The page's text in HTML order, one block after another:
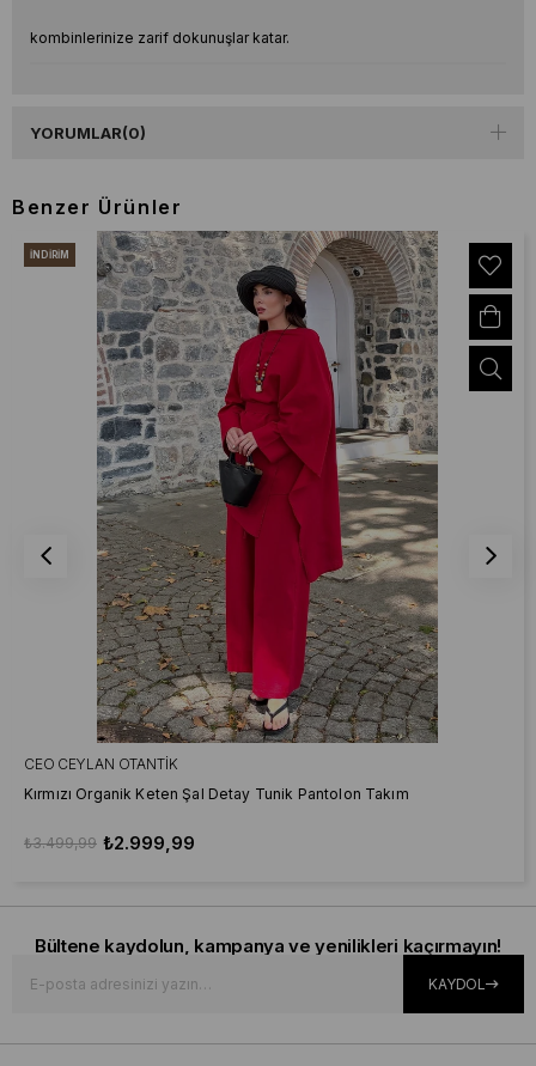
kombinlerinize zarif dokunuşlar katar.
YORUMLAR(0)
Benzer Ürünler
CEO CEYLAN OTANTIK
Kırmızı Organik Keten Şal Detay Tunik Pantolon Takım
₺2.999,99
₺3.499,99
İNDIRIM
Bültene kaydolun, kampanya ve yenilikleri kaçırmayın!
KAYDOL